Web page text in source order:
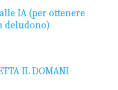
IA (per ottenere
deludono)
IL DOMANI